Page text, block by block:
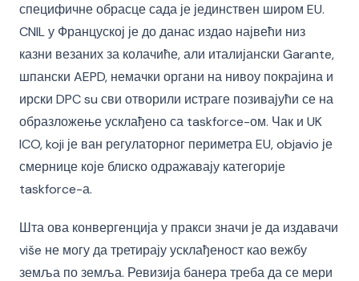
специфичне обрасце сада је јединствен широм EU.
CNIL у Француској је до данас издао највећи низ
казни везаних за колачиће, али италијански Garante,
шпански AEPD, немачки органи на нивоу покрајина и
ирски DPC su сви отворили истраге позивајући се на
образложење усклађено са taskforce-ом. Чак и UK
ICO, koji је ван регулаторног периметра EU, objavio је
смернице које блиско одражавају категорије
taskforce-а.
Шта ова конвергенција у пракси значи је да издавачи
više не могу да третирају усклађеност као вежбу
земља по земља. Ревизија банера треба да се мери